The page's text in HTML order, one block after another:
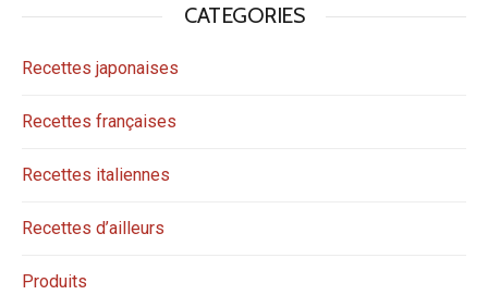
CATEGORIES
Recettes japonaises
Recettes françaises
Recettes italiennes
Recettes d’ailleurs
Produits